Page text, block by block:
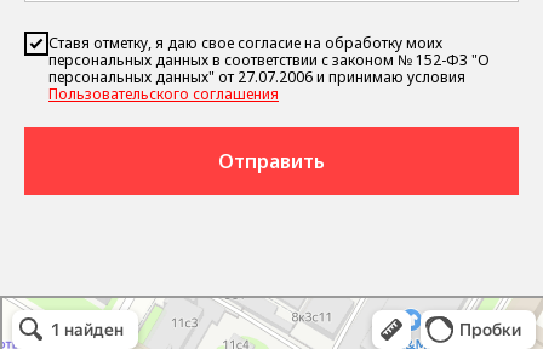
Ставя отметку, я даю свое согласие на обработку моих
персональных данных в соответствии с законом № 152-ФЗ "О
персональных данных" от 27.07.2006 и принимаю условия
Пользовательского соглашения
Отправить
Madera Interior Line
Товары для интерьера в Москве
Облицовочные материалы в Москве